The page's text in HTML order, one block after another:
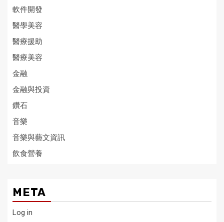
軟件開發
醫學美容
醫療援助
醫療美容
金融
金融與投資
鑽石
音樂
音樂與藝文資訊
飲食營養
META
Log in